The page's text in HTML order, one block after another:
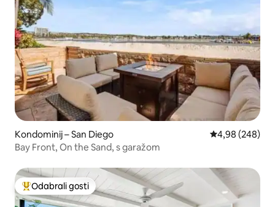
Kondominij – San Diego Prosječna
4,98 (248)
Bay Front, On the Sand, s garažom
Među najviše rangiranima s oznakom „Odabrali gosti”
Odabrali gosti